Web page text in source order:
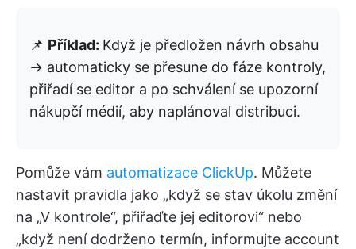
📌 Příklad: Když je předložen návrh obsahu
→ automaticky se přesune do fáze kontroly,
přiřadí se editor a po schválení se upozorní
nákupčí médií, aby naplánoval distribuci.
Pomůže vám automatizace ClickUp. Můžete
nastavit pravidla jako „když se stav úkolu změní
na „V kontrole“, přiřaďte jej editorovi“ nebo
„když není dodrženo termín, informujte account